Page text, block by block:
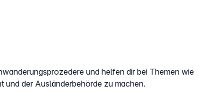
und helfen dir bei Themen wie
und der Ausländerbehörde zu machen.